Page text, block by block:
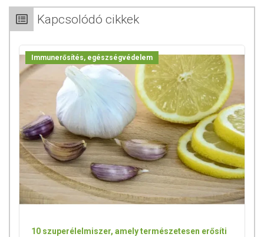
Kapcsolódó cikkek
Immunerősítés, egészségvédelem
10 szuperélelmiszer, amely természetesen erősíti